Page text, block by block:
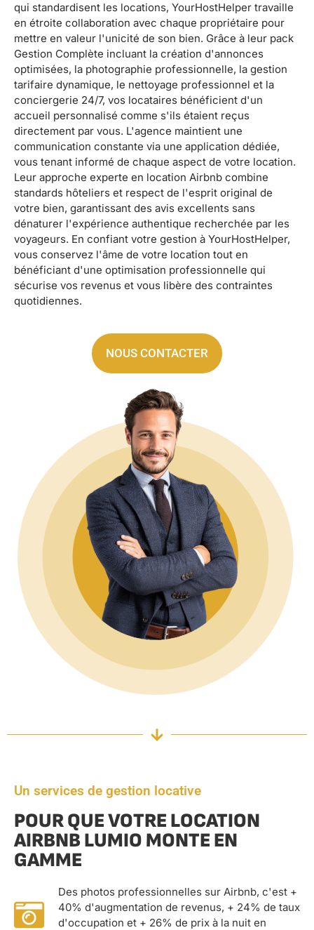
qui standardisent les locations, YourHostHelper travaille
en étroite collaboration avec chaque propriétaire pour
mettre en valeur l'unicité de son bien. Grâce à leur pack
Gestion Complète incluant la création d'annonces
optimisées, la photographie professionnelle, la gestion
tarifaire dynamique, le nettoyage professionnel et la
conciergerie 24/7, vos locataires bénéficient d'un
accueil personnalisé comme s'ils étaient reçus
directement par vous. L'agence maintient une
communication constante via une application dédiée,
vous tenant informé de chaque aspect de votre location.
Leur approche experte en location Airbnb combine
standards hôteliers et respect de l'esprit original de
votre bien, garantissant des avis excellents sans
dénaturer l'expérience authentique recherchée par les
voyageurs. En confiant votre gestion à YourHostHelper,
vous conservez l'âme de votre location tout en
bénéficiant d'une optimisation professionnelle qui
sécurise vos revenus et vous libère des contraintes
quotidiennes.
NOUS CONTACTER
Un services de gestion locative
POUR QUE VOTRE LOCATION
AIRBNB LUMIO MONTE EN
GAMME
Des photos professionnelles sur Airbnb, c'est +
40% d'augmentation de revenus, + 24% de taux
d'occupation et + 26% de prix à la nuit en